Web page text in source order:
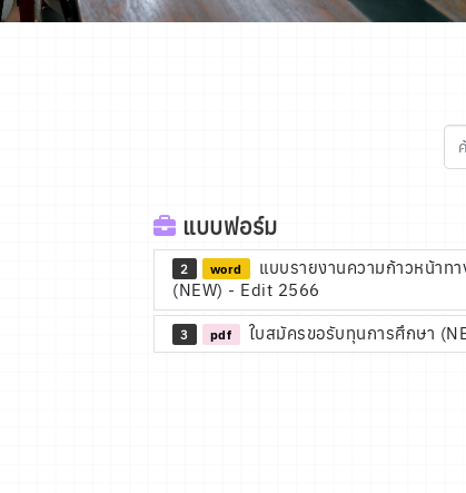
แบบฟอร์ม
2 word
แบบรายงานความก้าวหน้าท
(NEW) - Edit 2566
3 pdf ใบสมัครขอรับทุนการศึกษา